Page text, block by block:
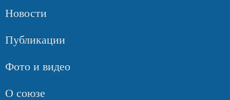
Новости
Публикации
Фото и видео
О союзе